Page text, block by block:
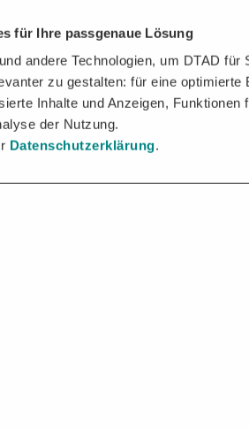
für Ihre passgenaue Lösung
andere Technologien, um DTAD für
zu gestalten: für eine optimierte
Inhalte und Anzeigen, Funktionen
der Nutzung.
Datenschutzerklärung.